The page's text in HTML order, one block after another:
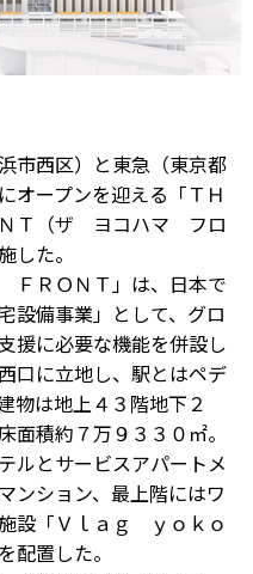
市西区）と東急（東京都
オープンを迎える「ＴＨ
Ｔ（ザ ヨコハマ フロ
した。
ＲＯＮＴ」は、日本で
設備事業」として、グロ
援に必要な機能を併設し
口に立地し、駅とはペデ
物は地上４３階地下２
面積約７万９３３０㎡。
ルとサービスアパートメ
ンション、最上階にはワ
設「Ｖｌａｇ ｙｏｋｏ
配置した。